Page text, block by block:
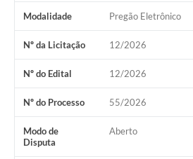
Modalidade Pregão Eletrônico
Nº da Licitação 12/2026
Nº do Edital 12/2026
Nº do Processo 55/2026
Modo de
Disputa
Aberto